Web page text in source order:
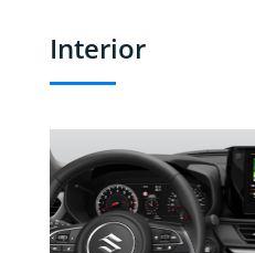
Interior